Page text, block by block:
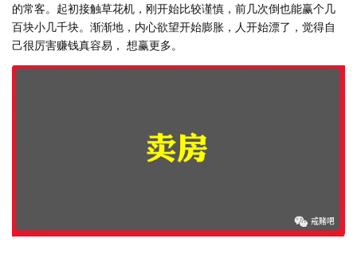
的常客。起初接触草花机，刚开始比较谨慎，前几次倒也能赢个几
百块小几千块。渐渐地，内心欲望开始膨胀，人开始漂了，觉得自
己很厉害赚钱真容易， 想赢更多。